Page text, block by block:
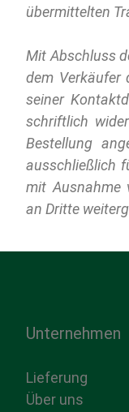
übermittelten
Mit Abschluss
dem Verkäufer
seiner
schriftlich
Bestellung
ausschließlich
mit Ausnahme
an Dritte
Unternehmen
Lieferung
Über uns